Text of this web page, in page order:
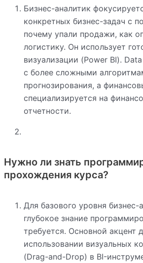
Бизнес-аналитик
конкретных бизнес-задач с
почему упали продажи, как
логистику. Он использует
визуализации (Power BI).
с более сложными
прогнозирования, а
специализируется на
отчетности.
Нужно ли знать
прохождения курса?
Для базового уровня бизнес-
глубокое знание
требуется. Основной акцент
использовании визуальных
(Drag-and-Drop) в BI-